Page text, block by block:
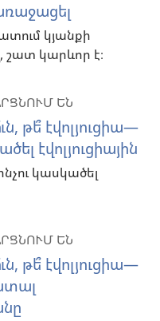
կյանքի
շատ կարևոր է։
ԵՆ
թե՞ էվոլյուցիա—
էվոլյուցիային
կասկածել
ԵՆ
թե՞ էվոլյուցիա—